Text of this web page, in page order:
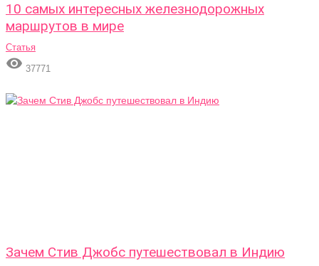
10 самых интересных железнодорожных
маршрутов в мире
Статья
 37771
Зачем Стив Джобс путешествовал в Индию